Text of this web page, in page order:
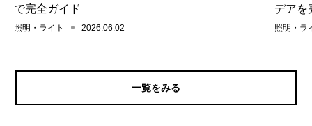
で完全ガイド
照明・ライト 2026.06.02
デアを
照明・ラ
一覧をみる